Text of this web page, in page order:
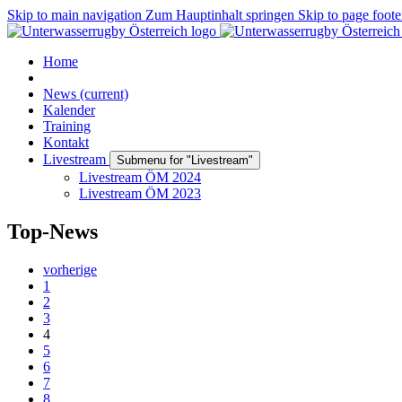
Skip to main navigation Zum Hauptinhalt springen Skip to page
Home
News (current)
Kalender
Training
Kontakt
Livestream
Submenu for "Livestream"
Livestream ÖM 2024
Livestream ÖM 2023
Top-News
vorherige
1
2
3
4
5
6
7
8